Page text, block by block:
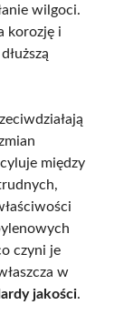
wilgoci.
korozję i
między
czyni je
w
jakości.